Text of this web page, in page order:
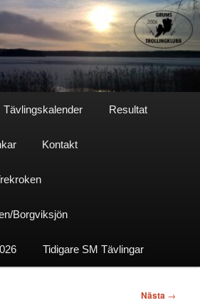
Tävlingskalender Resultat
Kontakt
Borgviksjön
Tidigare SM Tävlingar
Nästa →